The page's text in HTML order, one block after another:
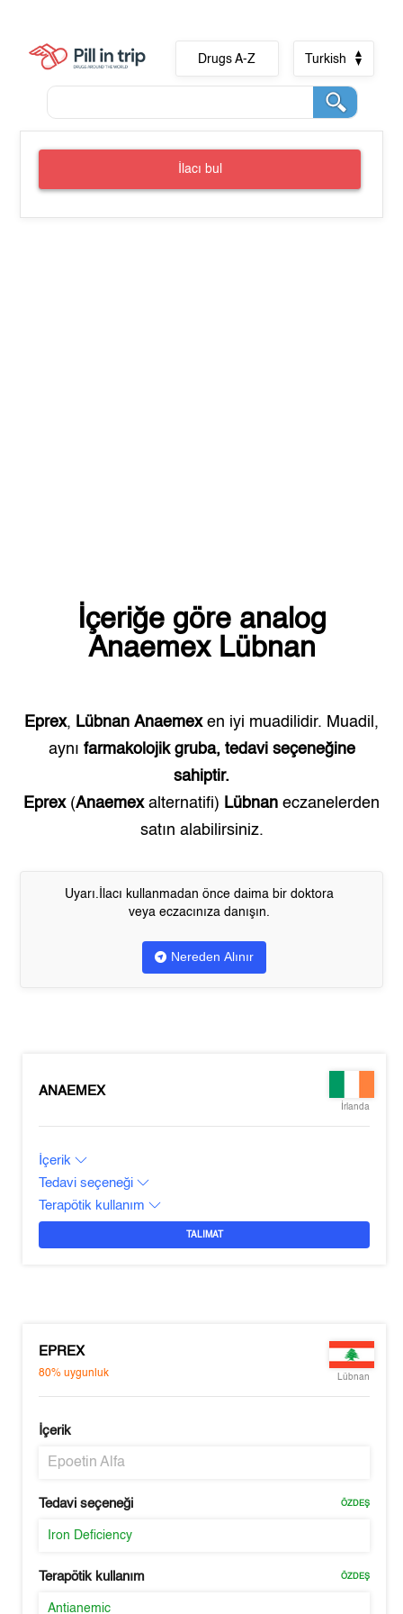
Drugs A-Z Turkish
İlacı bul
İçeriğe göre analog
Anaemex Lübnan
Eprex, Lübnan Anaemexen iyi muadilidir. Muadil,
aynı farmakolojik gruba, tedavi seçeneğine
sahiptir.
Eprex(Anaemexalternatifi) Lübnan eczanelerden
satın alabilirsiniz.
Uyarı.İlacı kullanmadan önce daima bir doktora
veya eczacınıza danışın.
Nereden Alınır
ANAEMEX
İrlanda
İçerik
Tedavi seçeneği
Terapötik kullanım
TALIMAT
EPREX
80%uygunluk Lübnan
İçerik
Epoetin Alfa
Tedavi seçeneği ÖZDEŞ
Iron Deficiency
Terapötik kullanım ÖZDEŞ
Antianemic